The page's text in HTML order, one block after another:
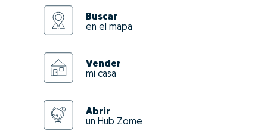
Buscar
en el mapa
Vender
mi casa
Abrir
un Hub Zome